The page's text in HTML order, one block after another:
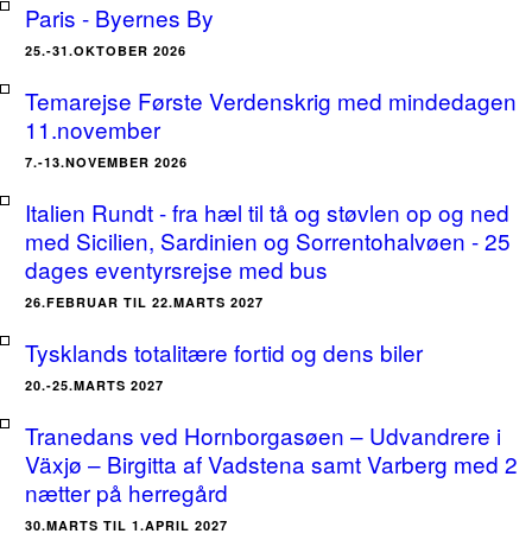
Paris - Byernes By
25.-31.OKTOBER 2026
Temarejse Første Verdenskrig med mindedagen
11.november
7.-13.NOVEMBER 2026
Italien Rundt - fra hæl til tå og støvlen op og ned
med Sicilien, Sardinien og Sorrentohalvøen - 25
dages eventyrsrejse med bus
26.FEBRUAR TIL 22.MARTS 2027
Tysklands totalitære fortid og dens biler
20.-25.MARTS 2027
Tranedans ved Hornborgasøen – Udvandrere i
Växjø – Birgitta af Vadstena samt Varberg med 2
nætter på herregård
30.MARTS TIL 1.APRIL 2027